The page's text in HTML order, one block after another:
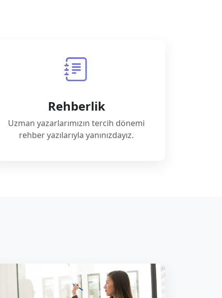
Rehberlik
Uzman yazarlarımızın tercih dönemi
rehber yazılarıyla yanınızdayız.